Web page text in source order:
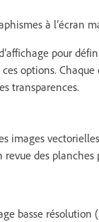
à l’écran
pour
options.
transparences.
images
revue des
basse